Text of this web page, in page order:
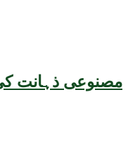
مصنوعی ذہانت کی تیز رفتار پیش رفت 2028 تک